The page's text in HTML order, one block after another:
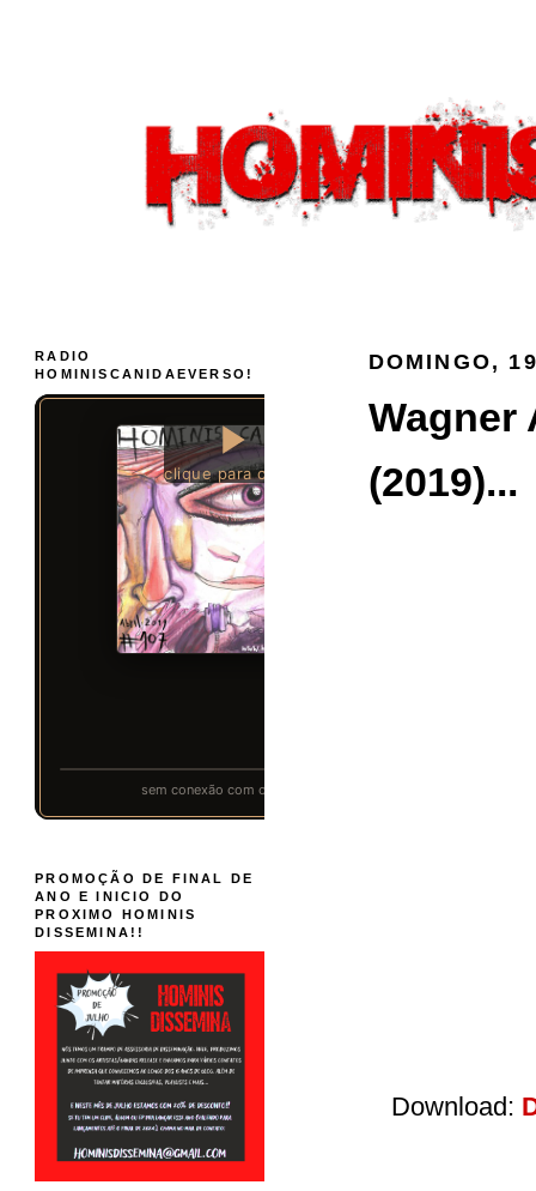
DOMINGO,
Wagner
(2019)...
Download:
RADIO
HOMINISCANIDAEVERSO!
PROMOÇÃO DE FINAL DE
ANO E INICIO DO
PROXIMO HOMINIS
DISSEMINA!!